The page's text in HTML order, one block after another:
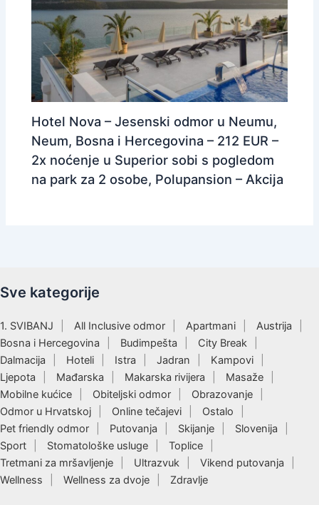
Hotel Nova – Jesenski odmor u Neumu,
Neum, Bosna i Hercegovina – 212 EUR –
2x noćenje u Superior sobi s pogledom
na park za 2 osobe, Polupansion – Akcija
Sve kategorije
1. SVIBANJ All Inclusive odmor Apartmani
Austrija
Bosna i Hercegovina
Budimpešta
City Break
Dalmacija
Hoteli Istra Jadran
Kampovi
Ljepota
Mađarska Makarska rivijera
Masaže
Mobilne kućice
Obiteljski odmor
Obrazovanje
Odmor u Hrvatskoj
Online tečajevi
Ostalo
Pet friendly odmor
Putovanja Skijanje
Slovenija
Sport
Stomatološke usluge
Toplice
Tretmani za mršavljenje
Ultrazvuk
Vikend putovanja
Wellness
Wellness za dvoje Zdravlje